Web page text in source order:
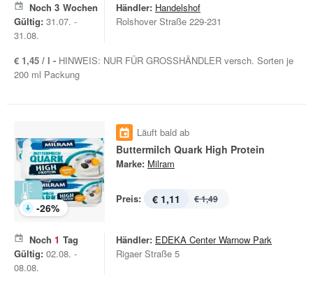
Noch 3 Wochen
Gültig: 31.07. -
31.08.
Händler: Handelshof
Rolshover Straße 229-231
€ 1,45 / l - HINWEIS: NUR FÜR GROSSHÄNDLER versch. Sorten je
200 ml Packung
-26%
Läuft bald ab
Buttermilch Quark High Protein
Marke: Milram
Preis: € 1,11 € 1,49
Noch 1 Tag
Gültig: 02.08. -
08.08.
Händler: EDEKA Center Warnow Park
Rigaer Straße 5